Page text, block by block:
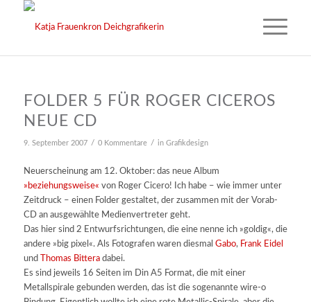
FOLDER 5 FÜR ROGER CICEROS
NEUE CD
9. September 2007 / 0 Kommentare / in Grafikdesign
Neuerscheinung am 12. Oktober: das neue Album
»beziehungsweise« von Roger Cicero! Ich habe – wie immer unter
Zeitdruck – einen Folder gestaltet, der zusammen mit der Vorab-
CD an ausgewählte Medienvertreter geht.
Das hier sind 2 Entwurfsrichtungen, die eine nenne ich »goldig«, die
andere »big pixel«. Als Fotografen waren diesmal Gabo, Frank Eidel
und
Thomas Bitteradabei.
Es sind jeweils 16 Seiten im Din A5 Format, die mit einer
Metallspirale gebunden werden, das ist die sogenannte wire-o